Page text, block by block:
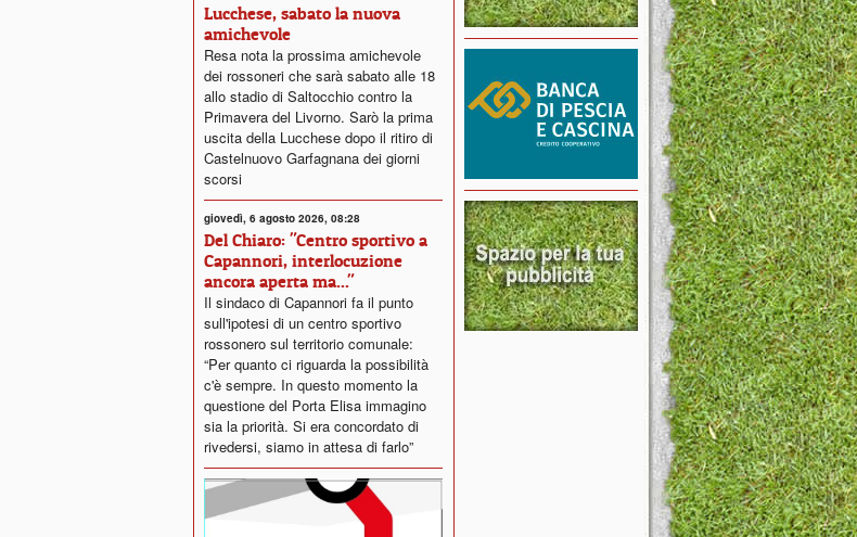
Lucchese, sabato la nuova
amichevole
Resa nota la prossima amichevole
dei rossoneri che sarà sabato alle 18
allo stadio di Saltocchio contro la
Primavera del Livorno. Sarò la prima
uscita della Lucchese dopo il ritiro di
Castelnuovo Garfagnana dei giorni
scorsi
giovedì, 6 agosto 2026, 08:28
Del Chiaro: "Centro sportivo a
Capannori, interlocuzione
ancora aperta ma..."
Il sindaco di Capannori fa il punto
sull'ipotesi di un centro sportivo
rossonero sul territorio comunale:
“Per quanto ci riguarda la possibilità
c'è sempre. In questo momento la
questione del Porta Elisa immagino
sia la priorità. Si era concordato di
rivedersi, siamo in attesa di farlo”